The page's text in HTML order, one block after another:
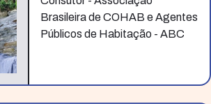
Brasileira de COHAB e Agentes
Públicos de Habitação - ABC